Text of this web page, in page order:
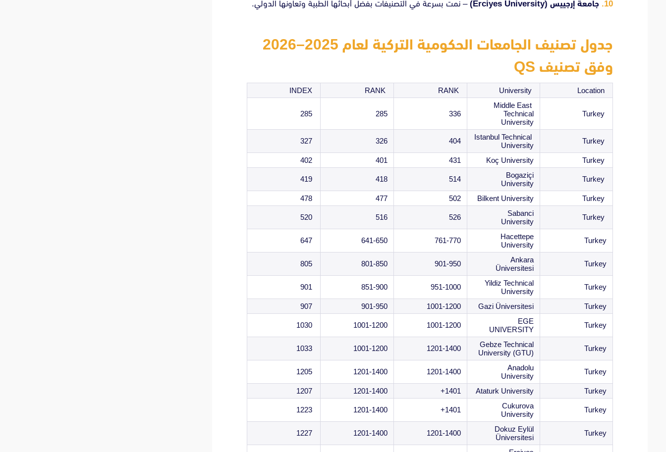
جامعة إرجييس (Erciyes University)
– نمت بسرعة في التصنيفات بفضل أبحاثها الطبية وتعاونها الدولي.
جدول تصنيف الجامعات الحكومية التركية لعام 2025–2026
وفق تصنيف QS
Middle East
Technical
University
336
285
Istanbul Technical
University
404
326
Koç University
431
401
Bogaziçi
University
514
418
Bilkent University
502
477
Sabanci
University
526
516
Turkey
Hacettepe
University
761-770
641-650
Turkey
Ankara
Üniversitesi
901-950
801-850
Turkey
Yildiz Technical
University
951-1000
851-900
Turkey
Gazi Üniversitesi
1001-1200
901-950
Turkey
EGE
UNIVERSITY
1001-1200
1001-1200
Turkey
Gebze Technical
University (GTU)
1201-1400
1001-1200
Turkey
Anadolu
University
1201-1400
1201-1400
Turkey
Ataturk University
1401+
1201-1400
Turkey
Cukurova
University
1401+
1201-1400
Turkey
Dokuz Eylül
Üniversitesi
1201-1400
1201-1400